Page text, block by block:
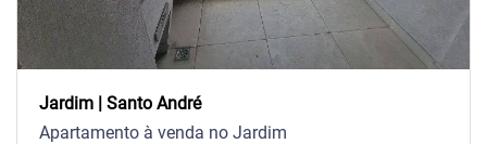
Jardim | Santo André
Apartamento à venda no Jardim